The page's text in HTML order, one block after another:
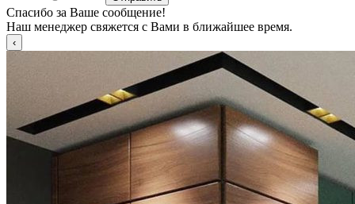
Спасибо за Ваше сообщение!
Наш менеджер свяжется с Вами в ближайшее время.